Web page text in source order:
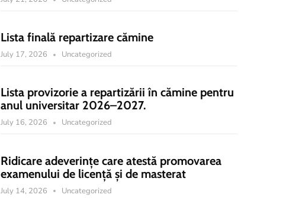
Lista finală repartizare cămine
July 17, 2026 Uncategorized
Lista provizorie a repartizării în cămine pentru
anul universitar 2026–2027.
July 16, 2026 Uncategorized
Ridicare adeverințe care atestă promovarea
examenului de licență și de masterat
July 14, 2026 Uncategorized